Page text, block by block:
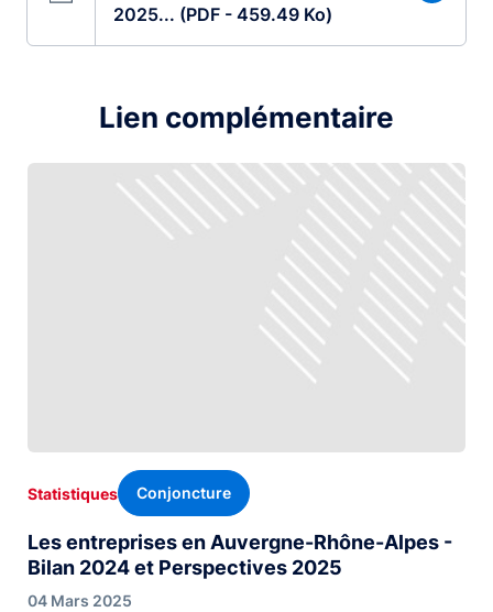
2025... (PDF - 459.49 Ko)
Lien complémentaire
Les entreprises en Auvergne-Rhône-Alpes -
Bilan 2024 et Perspectives 2025
Statistiques Conjoncture
04 Mars 2025